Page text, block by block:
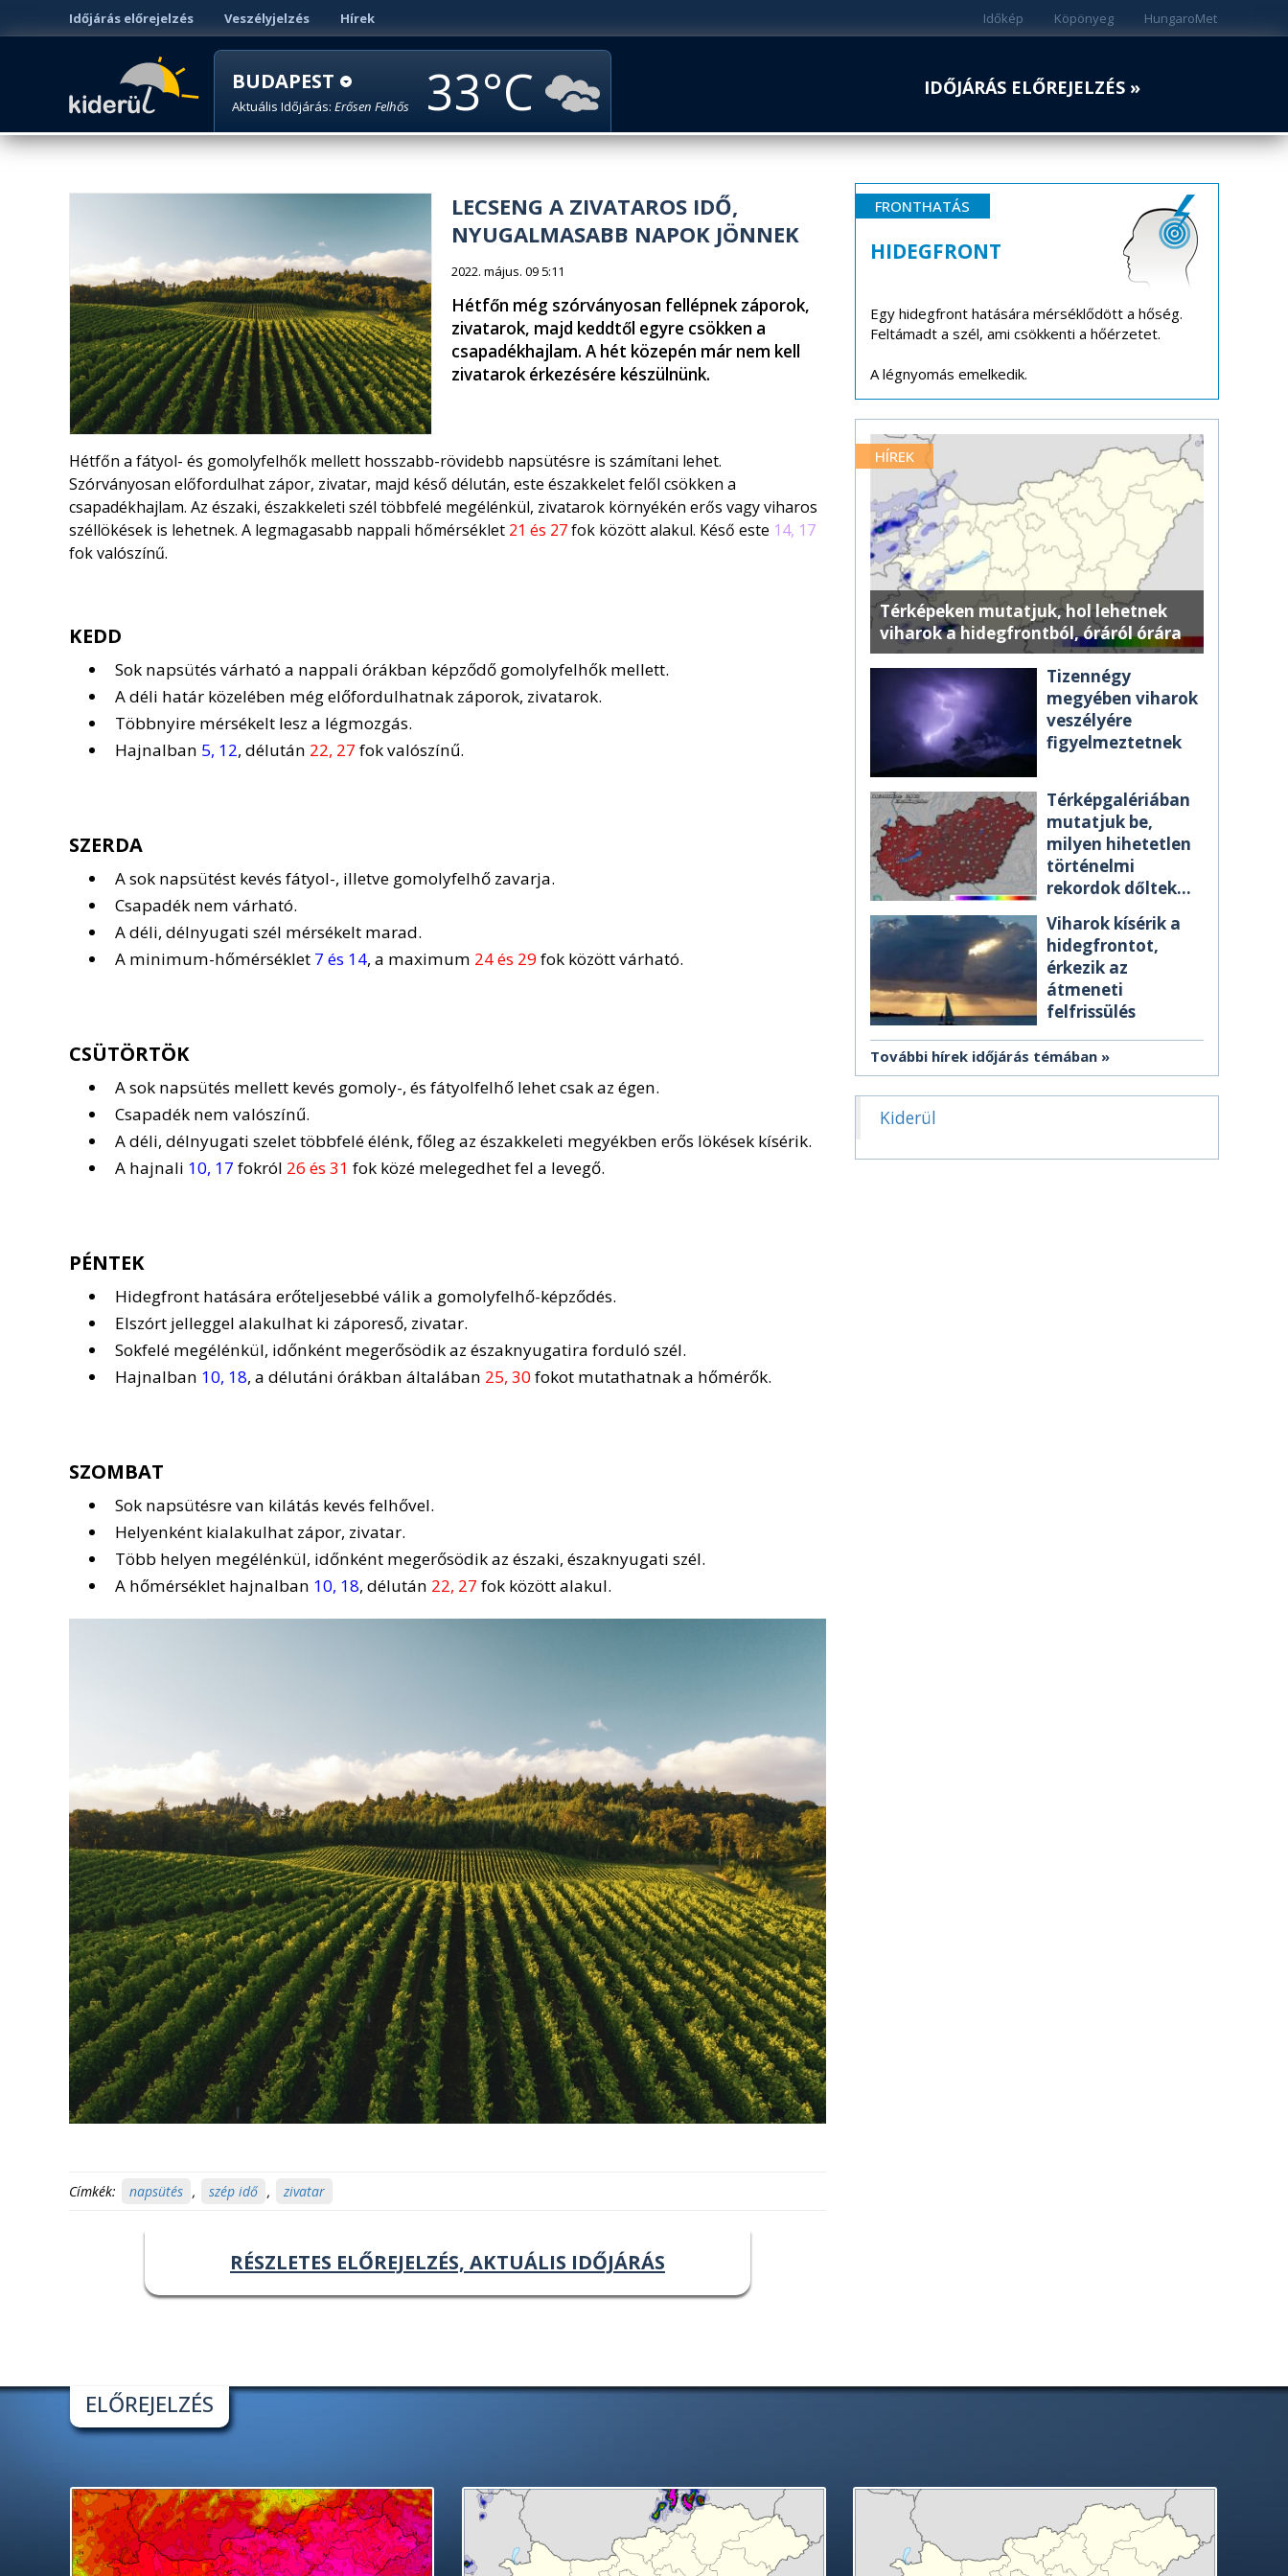
Időjárás előrejelzés Veszélyjelzés Hírek HungaroMet
Köpönyeg
Időkép
BUDAPEST
Aktuális Időjárás: Erősen Felhős 33 IDŐJÁRÁS ELŐREJELZÉS »
LECSENG A ZIVATAROS IDŐ,
NYUGALMASABB NAPOK JÖNNEK
2022. május. 09 5:11
Hétfőn még szórványosan fellépnek záporok,
zivatarok, majd keddtől egyre csökken a
csapadékhajlam. A hét közepén már nem kell
zivatarok érkezésére készülnünk.
Hétfőn a fátyol- és gomolyfelhők mellett hosszabb-rövidebb napsütésre is számítani lehet.
Szórványosan előfordulhat zápor, zivatar, majd késő délután, este északkelet felől csökken a
csapadékhajlam. Az északi, északkeleti szél többfelé megélénkül, zivatarok környékén erős vagy viharos
széllökések is lehetnek. A legmagasabb nappali hőmérséklet 21 és 27fok között alakul. Késő este 14, 17
fok valószínű.
KEDD
Sok napsütés várható a nappali órákban képződő gomolyfelhők mellett.
A déli határ közelében még előfordulhatnak záporok, zivatarok.
Többnyire mérsékelt lesz a légmozgás.
Hajnalban 5, 12, délután 22, 27 fok valószínű.
SZERDA
A sok napsütést kevés fátyol-, illetve gomolyfelhő zavarja.
Csapadék nem várható.
A déli, délnyugati szél mérsékelt marad.
A minimum-hőmérséklet 7 és 14, a maximum 24 és 29fok között várható.
CSÜTÖRTÖK
A sok napsütés mellett kevés gomoly-, és fátyolfelhő lehet csak az égen.
Csapadék nem valószínű.
A déli, délnyugati szelet többfelé élénk, főleg az északkeleti megyékben erős lökések kísérik.
A hajnali 10, 17 fokról 26 és 31 fok közé melegedhet fel a levegő.
PÉNTEK
Hidegfront hatására erőteljesebbé válik a gomolyfelhő-képződés.
Elszórt jelleggel alakulhat ki záporeső, zivatar.
Sokfelé megélénkül, időnként megerősödik az északnyugatira forduló szél.
Hajnalban 10, 18, a délutáni órákban általában 25, 30fokot mutathatnak a hőmérők.
SZOMBAT
Sok napsütésre van kilátás kevés felhővel.
Helyenként kialakulhat zápor, zivatar.
Több helyen megélénkül, időnként megerősödik az északi, északnyugati szél.
A hőmérséklet hajnalban 10, 18, délután 22, 27 fok között alakul.
Címkék: napsütés , szép idő , zivatar
RÉSZLETES ELŐREJELZÉS, AKTUÁLIS IDŐJÁRÁS
FRONTHATÁS
HIDEGFRONT
Egy hidegfront hatására mérséklődött a hőség.
Feltámadt a szél, ami csökkenti a hőérzetet.
A légnyomás emelkedik.
HÍREK
Térképeken mutatjuk, hol lehetnek
viharok a hidegfrontból, óráról órára
Tizennégy
megyében viharok
veszélyére
figyelmeztetnek
Térképgalériában
mutatjuk be,
milyen hihetetlen
történelmi
rekordok dőltek
Viharok kísérik a
hidegfrontot,
érkezik az
átmeneti
felfrissülés
További hírek időjárás témában
Kiderül
ELŐREJELZÉS